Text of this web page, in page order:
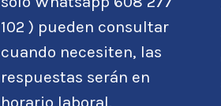
102 ) pueden consultar
cuando necesiten, las
respuestas serán en
horario laboral.